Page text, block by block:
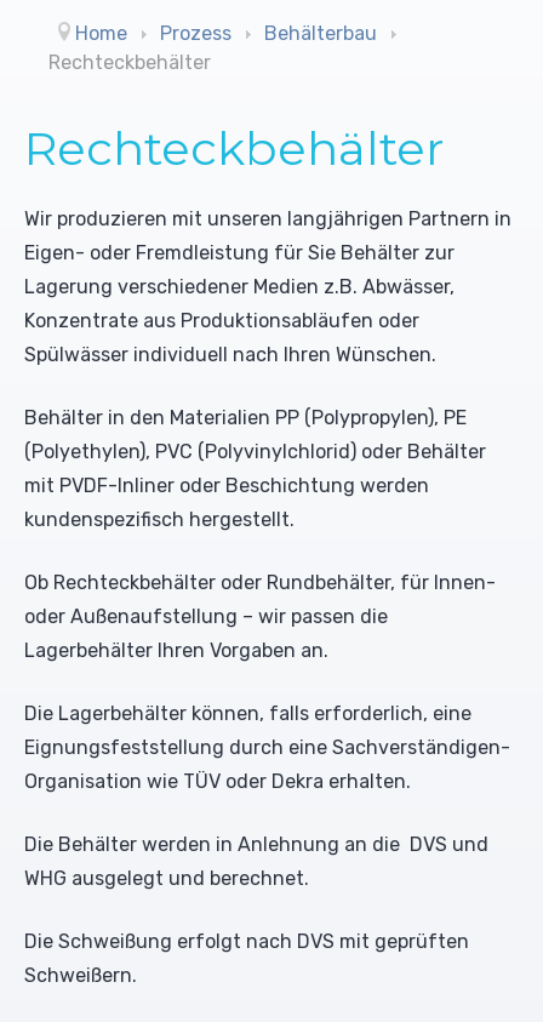
Home Prozess
Behälterbau
Rechteckbehälter
Rechteckbehälter
Wir produzieren mit unseren langjährigen Partnern in
Eigen- oder Fremdleistung für Sie Behälter zur
Lagerung verschiedener Medien z.B. Abwässer,
Konzentrate aus Produktionsabläufen oder
Spülwässer individuell nach Ihren Wünschen.
Behälter in den Materialien PP (Polypropylen), PE
(Polyethylen), PVC (Polyvinylchlorid) oder Behälter
mit PVDF-Inliner oder Beschichtung werden
kundenspezifisch hergestellt.
Ob Rechteckbehälter oder Rundbehälter, für Innen-
oder Außenaufstellung – wir passen die
Lagerbehälter Ihren Vorgaben an.
Die Lagerbehälter können, falls erforderlich, eine
Eignungsfeststellung durch eine Sachverständigen-
Organisation wie TÜV oder Dekra erhalten.
Die Behälter werden in Anlehnung an die DVS und
WHG ausgelegt und berechnet.
Die Schweißung erfolgt nach DVS mit geprüften
Schweißern.
Reinigungsmittel (UO)
Desinfektionsmittel
Biozide
Trommelbandfilter
Schrägbandfilter
Mischdüsensysteme ohne Luft
Sonderlösungen
Leitwertmessungen
Schreiber
Rührwerke
Pumpen